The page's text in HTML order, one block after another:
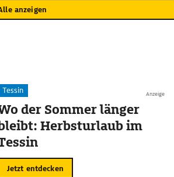
anzeigen
Anzeige
Tessin
der Sommer länger
Herbsturlaub im
Jetzt entdecken